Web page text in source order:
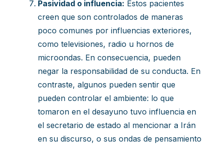
Pasividad o influencia: Estos pacientes
creen que son controlados de maneras
poco comunes por influencias exteriores,
como televisiones, radio u hornos de
microondas. En consecuencia, pueden
negar la responsabilidad de su conducta. En
contraste, algunos pueden sentir que
pueden controlar el ambiente: lo que
tomaron en el desayuno tuvo influencia en
el secretario de estado al mencionar a Irán
en su discurso, o sus ondas de pensamiento